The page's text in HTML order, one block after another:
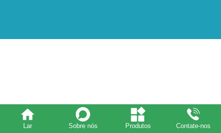
Lar Sobre nós Produtos Contate-nos